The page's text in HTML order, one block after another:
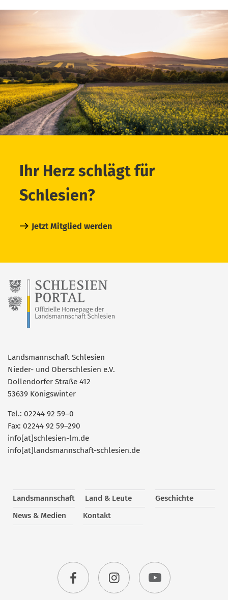
Ihr Herz schlägt für
Schlesien?
Jetzt Mitglied werden
Landsmannschaft Schlesien
Nieder- und Oberschlesien e.V.
Dollendorfer Straße 412
53639 Königswinter
Tel.: 02244 92 59–0
Fax: 02244 92 59–290
info[at]schlesien-lm.de
info[at]landsmannschaft-schlesien.de
Landsmannschaft Land & Leute
Geschichte
News & Medien
Kontakt